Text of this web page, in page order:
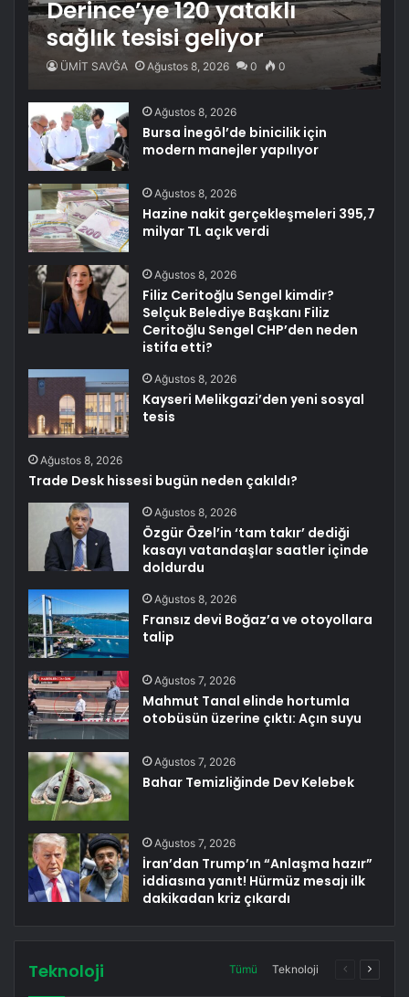
Derince’ye 120 yataklı
sağlık tesisi geliyor
ÜMİT SAVĞA Ağustos 8, 2026 0 0
Ağustos 8, 2026
Bursa İnegöl’de binicilik için
modern manejler yapılıyor
Ağustos 8, 2026
Hazine nakit gerçekleşmeleri 395,7
milyar TL açık verdi
Ağustos 8, 2026
Filiz Ceritoğlu Sengel kimdir?
Selçuk Belediye Başkanı Filiz
Ceritoğlu Sengel CHP’den neden
istifa etti?
Ağustos 8, 2026
Kayseri Melikgazi’den yeni sosyal
tesis
Ağustos 8, 2026
Trade Desk hissesi bugün neden çakıldı?
Ağustos 8, 2026
Özgür Özel’in ‘tam takır’ dediği
kasayı vatandaşlar saatler içinde
doldurdu
Ağustos 8, 2026
Fransız devi Boğaz’a ve otoyollara
talip
Ağustos 7, 2026
Mahmut Tanal elinde hortumla
otobüsün üzerine çıktı: Açın suyu
Ağustos 7, 2026
Bahar Temizliğinde Dev Kelebek
Ağustos 7, 2026
İran’dan Trump’ın “Anlaşma hazır”
iddiasına yanıt! Hürmüz mesajı ilk
dakikadan kriz çıkardı
Teknoloji Tümü Teknoloji
ÖncekiSonraki